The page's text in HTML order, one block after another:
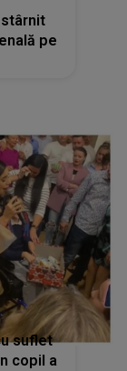
pe
suflet
copil a